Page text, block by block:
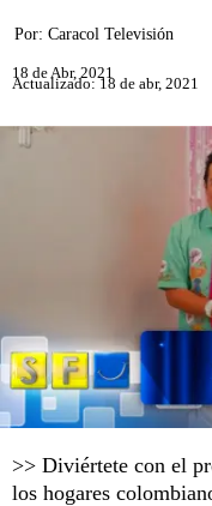
Por: Caracol Televisión
18 de Abr, 2021
Actualizado: 18 de abr, 2021
>> Diviértete con el
los hogares